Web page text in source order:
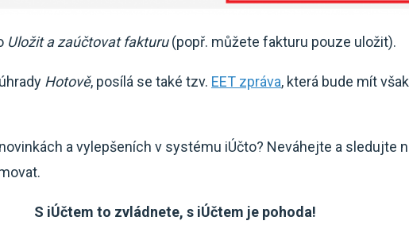
Uložit a zaúčtovat fakturu(popř. můžete fakturu pouze uložit).
Hotově, posílá se také tzv. EET zpráva, která bude mít
a vylepšeních v systému iÚčto? Neváhejte a sledujte
S iÚčtem to zvládnete, s iÚčtem je pohoda!